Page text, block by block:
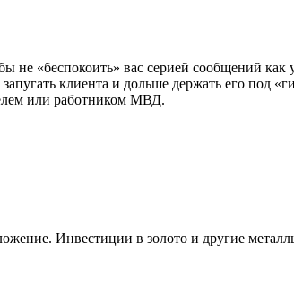
не «беспокоить» вас серией сообщений как
клиента и дольше держать его под
или работником МВД.
Инвестиции в золото и другие